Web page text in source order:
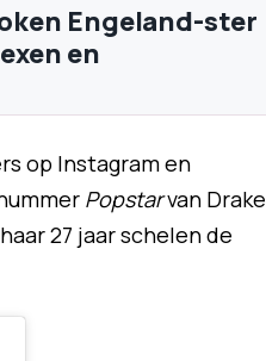
Engeland-ster
en
op Instagram en
Popstarvan
27 jaar schelen de